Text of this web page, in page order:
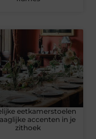
eetkamerstoelen
accenten in je
zithoek